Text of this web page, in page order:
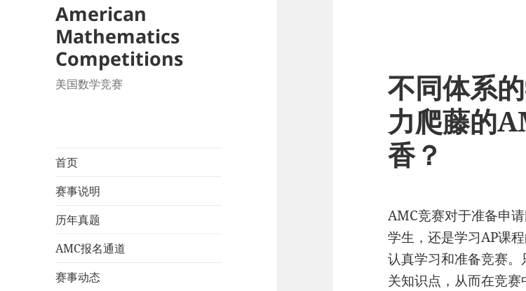
American
Mathematics
Competitions
美国数学竞赛
首页
赛事说明
历年真题
AMC报名通道
赛事动态
不同体系
力爬藤的
香？
AMC竞赛对于准备申
学生，还是学习AP课
认真学习和准备竞赛
关知识点，从而在竞赛